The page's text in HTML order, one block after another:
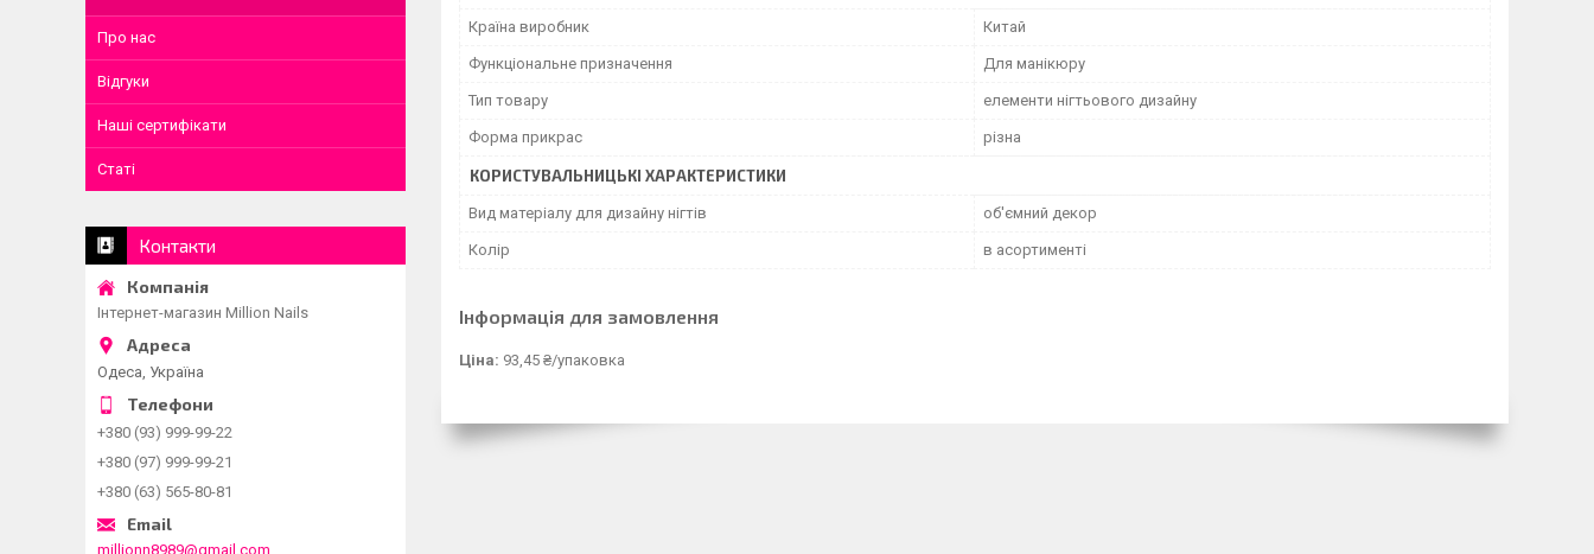
Країна виробник Китай
Функціональне призначення Для манікюру
Тип товару елементи нігтьового дизайну
Форма прикрас різна
КОРИСТУВАЛЬНИЦЬКІ ХАРАКТЕРИСТИКИ
Вид матеріалу для дизайну нігтів об'ємний декор
Колір в асортименті
Інформація для замовлення
Ціна: 93,45 ₴/упаковка
Про нас
Відгуки
Наші сертифікати
Статі
Контакти
Інтернет-магазин Million Nails
Одеса, Україна
+380 (93) 999-99-22
+380 (97) 999-99-21
+380 (63) 565-80-81
millionn8989@gmail.com